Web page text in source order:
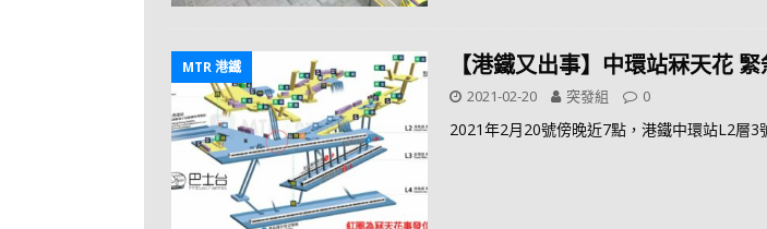
MTR 港鐵 【港鐵又出事】中環站冧天花
2021-02-20 突發組 0
2021年2月20號傍晚近7點，港鐵中環站L2層